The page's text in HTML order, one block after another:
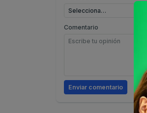
Comentario
Enviar comentario